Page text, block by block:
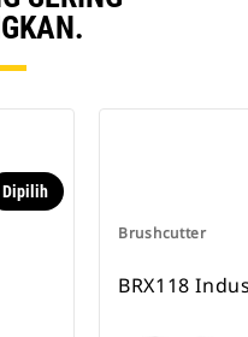
Dipilih
Brushcutter
BRX118